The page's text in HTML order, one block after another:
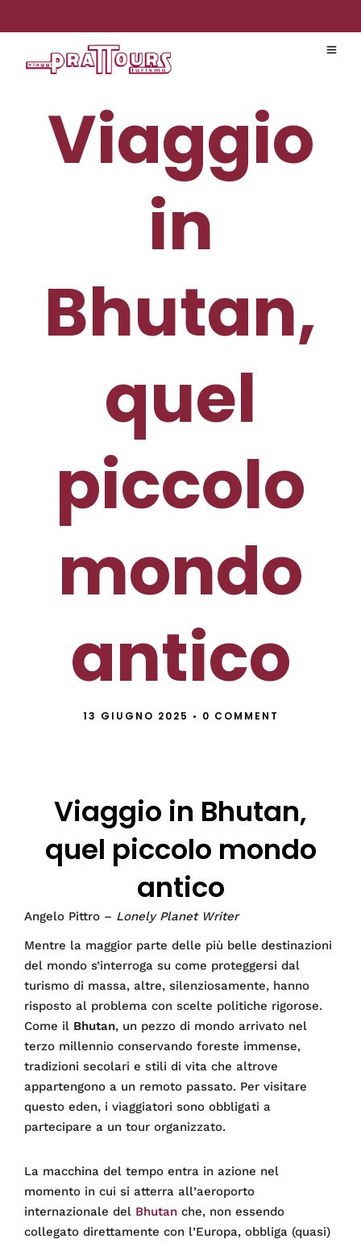
Viaggio
in
Bhutan,
quel
piccolo
mondo
antico
13 GIUGNO 2025 • 0 COMMENT
Viaggio in Bhutan,
quel piccolo mondo
antico
Angelo Pittro – Lonely Planet Writer
Mentre la maggior parte delle più belle destinazioni
del mondo s’interroga su come proteggersi dal
turismo di massa, altre, silenziosamente, hanno
risposto al problema con scelte politiche rigorose.
Come il Bhutan, un pezzo di mondo arrivato nel
terzo millennio conservando foreste immense,
tradizioni secolari e stili di vita che altrove
appartengono a un remoto passato. Per visitare
questo eden, i viaggiatori sono obbligati a
partecipare a un tour organizzato.
La macchina del tempo entra in azione nel
momento in cui si atterra all’aeroporto
internazionale del Bhutan che, non essendo
collegato direttamente con l’Europa, obbliga (quasi)